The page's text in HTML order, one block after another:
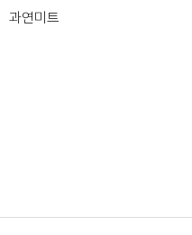
과연미트